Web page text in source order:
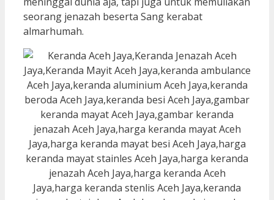
seorang jenazah beserta Sang kerabat
almarhumah.